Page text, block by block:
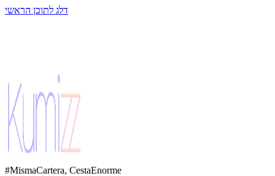
דלג לתוכן הראשי
#MismaCartera, CestaEnorme